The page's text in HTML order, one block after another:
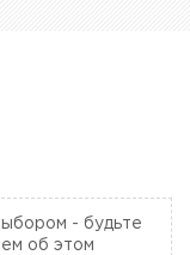
- будьте
об этом